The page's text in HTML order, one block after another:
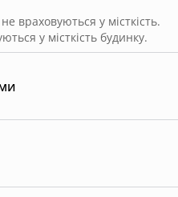
враховуються у місткість.
у місткість будинку.